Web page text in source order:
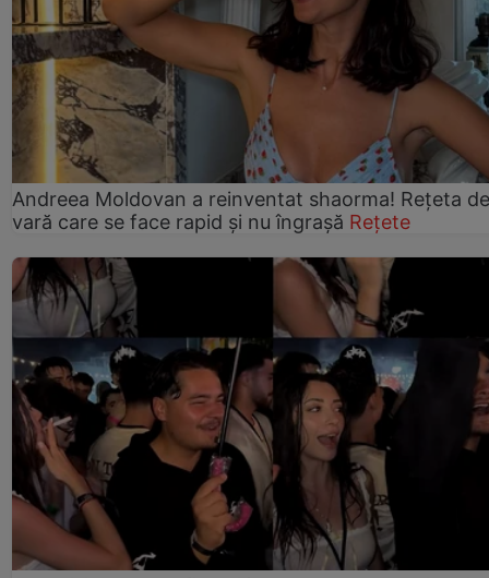
Andreea Moldovan a reinventat shaorma! Rețeta de
vară care se face rapid și nu îngrașă Rețete